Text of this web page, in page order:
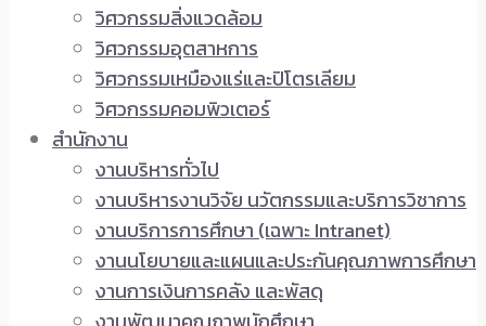
วิศวกรรมสิ่งแวดล้อม
วิศวกรรมอุตสาหการ
วิศวกรรมเหมืองแร่และปิโตรเลียม
วิศวกรรมคอมพิวเตอร์
สำนักงาน
งานบริหารทั่วไป
งานบริหารงานวิจัย นวัตกรรมและบริการวิชาการ
งานบริการการศึกษา (เฉพาะ Intranet)
งานนโยบายและแผนและประกันคุณภาพการศึกษา
งานการเงินการคลัง และพัสดุ